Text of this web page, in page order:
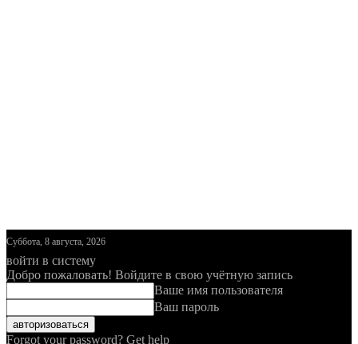
Суббота, 8 августа, 2026
войти в систему
Добро пожаловать! Войдите в свою учётную запись
Ваше имя пользователя
Ваш пароль
Forgot your password? Get help